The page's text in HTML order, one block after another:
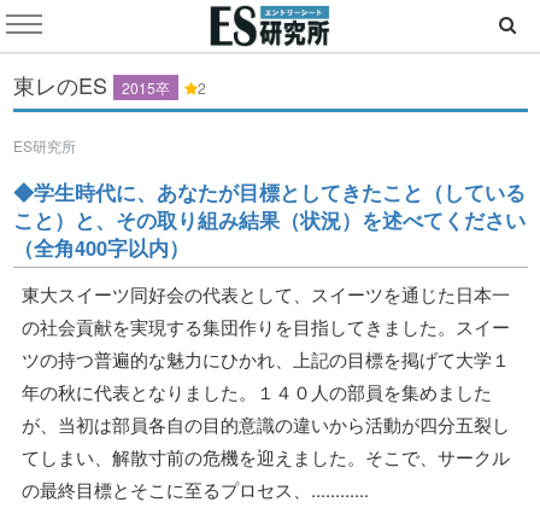
東レのES 2015卒 2
ES研究所
◆学生時代に、あなたが目標としてきたこと（している
こと）と、その取り組み結果（状況）を述べてください
（全角400字以内）
東大スイーツ同好会の代表として、スイーツを通じた日本一
の社会貢献を実現する集団作りを目指してきました。スイー
ツの持つ普遍的な魅力にひかれ、上記の目標を掲げて大学１
年の秋に代表となりました。１４０人の部員を集めました
が、当初は部員各自の目的意識の違いから活動が四分五裂し
てしまい、解散寸前の危機を迎えました。そこで、サークル
の最終目標とそこに至るプロセス、............